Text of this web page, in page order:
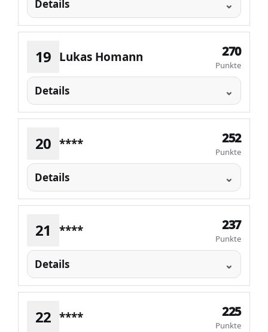
Details
19 Lukas Homann 270
Punkte
Details
20 **** 252
Punkte
Details
21 **** 237
Punkte
Details
22 **** 225
Punkte